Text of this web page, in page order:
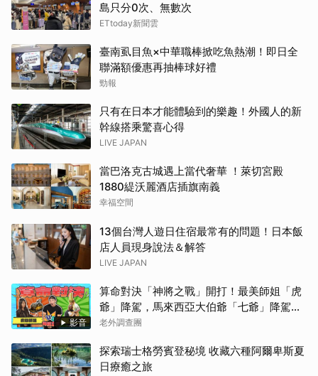
島只分0次、無數次
ETtoday新聞雲
臺南虱目魚×中華職棒掀吃魚熱潮！即日全
聯滿額優惠再抽棒球好禮
勁報
只有在日本才能體驗到的樂趣！外國人的新
幹線搭乘驚喜心得
LIVE JAPAN
當巴洛克古城遇上當代奢華 ！萊切宮殿
1880緹沃麗酒店插旗南義
幸福空間
13個台灣人遊日住宿最常有的問題！日本飯
店人員現身說法＆解答
LIVE JAPAN
影音
算命對決「神將之戰」開打！最美師姐「虎
爺」降駕，馬來西亞大伯爺「七爺」降駕。
當虎爺對上七爺，神明之間的較量究竟誰會
老外調查團
探索瑞士格勞賓登秘境 收藏六種阿爾卑斯夏
日療癒之旅